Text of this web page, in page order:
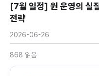
[7월 일정] 원 운영의 실
전략
2026-06-26
868 읽음